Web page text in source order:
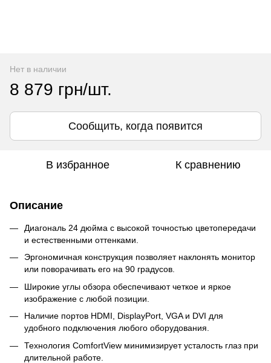
Нет в наличии
8 879 грн/шт.
Сообщить, когда появится
В избранное К сравнению
Описание
Диагональ 24 дюйма с высокой точностью цветопередачи
и естественными оттенками.
Эргономичная конструкция позволяет наклонять монитор
или поворачивать его на 90 градусов.
Широкие углы обзора обеспечивают четкое и яркое
изображение с любой позиции.
Наличие портов HDMI, DisplayPort, VGA и DVI для
удобного подключения любого оборудования.
Технология ComfortView минимизирует усталость глаз при
длительной работе.